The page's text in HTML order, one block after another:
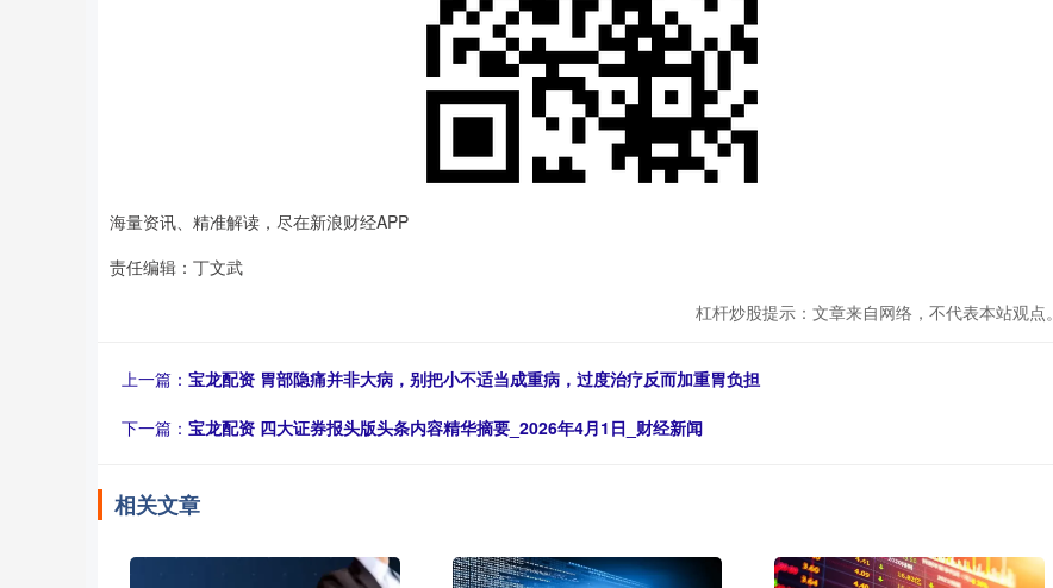
海量资讯、精准解读，尽在新浪财经APP
责任编辑：丁文武
杠杆炒股提示：文章来自网络，不代表本站观点。
上一篇： 宝龙配资 胃部隐痛并非大病，别把小不适当成重病，过度治疗反而加重胃负担
下一篇： 宝龙配资 四大证券报头版头条内容精华摘要_2026年4月1日_财经新闻
相关文章